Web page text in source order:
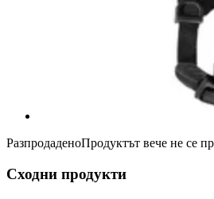
РазпродаденоПродуктът вече не се
Сходни продукти